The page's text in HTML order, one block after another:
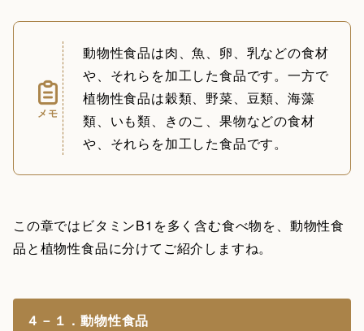
メモ
動物性食品は肉、魚、卵、乳などの食材
や、それらを加工した食品です。一方で
植物性食品は穀類、野菜、豆類、海藻
類、いも類、きのこ、果物などの食材
や、それらを加工した食品です。
この章ではビタミンB1を多く含む食べ物を、動物性食
品と植物性食品に分けてご紹介しますね。
４－１．動物性食品